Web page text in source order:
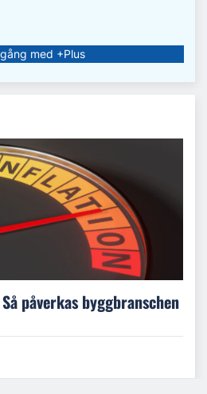
med +Plus
påverkas byggbranschen